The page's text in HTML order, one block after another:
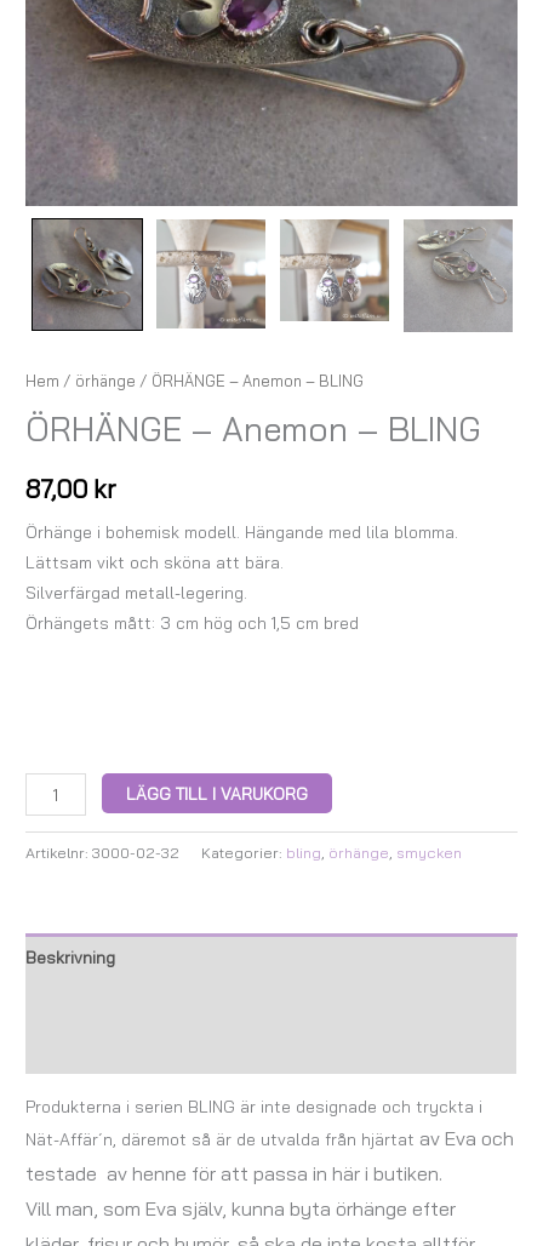
Hem / örhänge / ÖRHÄNGE – Anemon – BLING
ÖRHÄNGE – Anemon – BLING
87,00 kr
Örhänge i bohemisk modell. Hängande med lila blomma.
Lättsam vikt och sköna att bära.
Silverfärgad metall-legering.
Örhängets mått: 3 cm hög och 1,5 cm bred
LÄGG TILL I VARUKORG
Artikelnr:3000-02-32 Kategorier: bling, örhänge, smycken
Beskrivning
Produkterna i serien BLING är inte designade och tryckta i
Nät-Affär´n, däremot så är de utvalda från hjärtat av Eva och
testade av henne för att passa in här i butiken.
Vill man, som Eva själv, kunna byta örhänge efter